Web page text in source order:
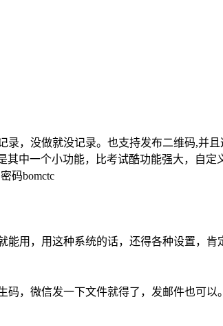
，没做就没记录。也支持发布二维码,并
中一个小功能，比考试酷功能强大，自定
码bomctc
用，用这种系统的话，还得各种设置，肯
，微信发一下文件就得了，发邮件也可